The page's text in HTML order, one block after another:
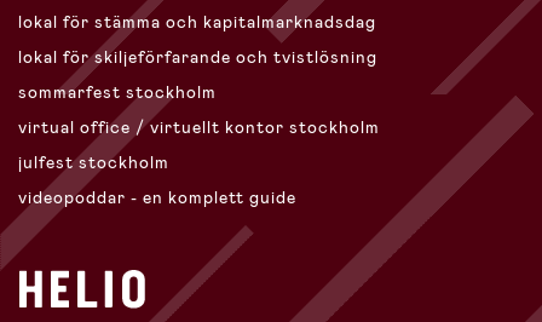
lokal för stämma och kapitalmarknadsdag
lokal för skiljeförfarande och tvistlösning
sommarfest stockholm
virtual office / virtuellt kontor stockholm
julfest stockholm
videopoddar - en komplett guide